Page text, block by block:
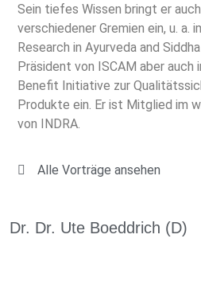
Sein tiefes Wissen bringt er
verschiedener Gremien ein, u. a.
Research in Ayurveda and
Präsident von ISCAM aber auch
Benefit Initiative zur
Produkte ein. Er ist Mitglied im
von INDRA.
Alle Vorträge ansehen
Dr. Dr. Ute Boeddrich (D)